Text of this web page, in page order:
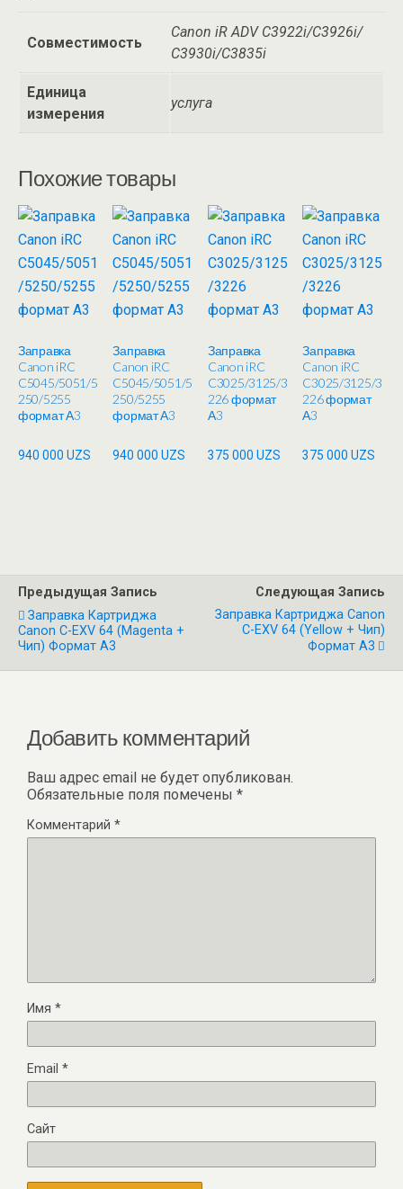
Совместимость
Canon iR ADV C3922i/С3926i/
С3930i/C3835i
Единица
измерения
услуга
Похожие товары
Заправка
Canon iRC
C5045/5051/5
250/5255
формат А3
940 000 UZS
Заправка
Canon iRC
C5045/5051/5
250/5255
формат А3
940 000UZS
Заправка
Canon iRC
C3025/3125/3
226 формат
А3
375 000 UZS
Заправка
Canon iRC
C3025/3125/3
226 формат
А3
375 000UZS
Предыдущая Запись
Заправка Картриджа
Canon C-EXV 64 (Magenta +
Чип) Формат А3
Следующая Запись
Заправка Картриджа Canon
C-EXV 64 (Yellow + Чип)
Формат А3
Добавить комментарий
Ваш адрес email не будет опубликован.
Обязательные поля помечены *
Комментарий *
Имя *
Email *
Сайт